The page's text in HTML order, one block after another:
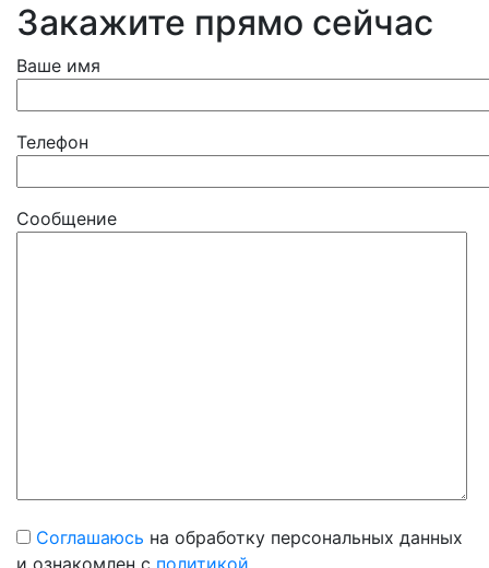
Закажите прямо сейчас
Ваше имя
Телефон
Сообщение
Соглашаюсь на обработку персональных данных
и ознакомлен с политикой